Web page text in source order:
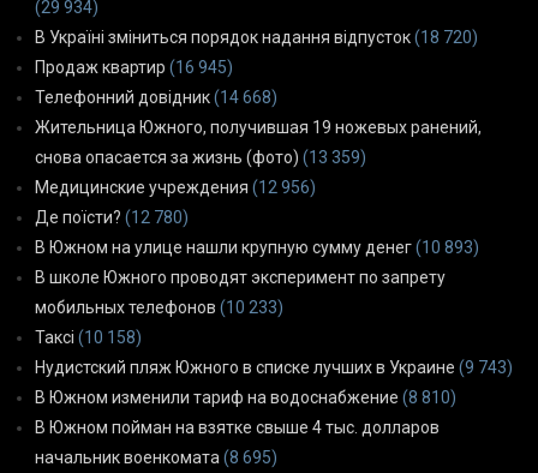
(29 934)
В Україні зміниться порядок надання відпусток(18 720)
Продаж квартир (16 945)
Телефонний довідник(14 668)
Жительница Южного, получившая 19 ножевых ранений,
снова опасается за жизнь (фото) (13 359)
Медицинские учреждения (12 956)
Де поїсти? (12 780)
В Южном на улице нашли крупную сумму денег(10 893)
В школе Южного проводят эксперимент по запрету
мобильных телефонов (10 233)
Таксі (10 158)
Нудистский пляж Южного в списке лучших в Украине (9 743)
В Южном изменили тариф на водоснабжение (8 810)
В Южном пойман на взятке свыше 4 тыс. долларов
начальник военкомата (8 695)